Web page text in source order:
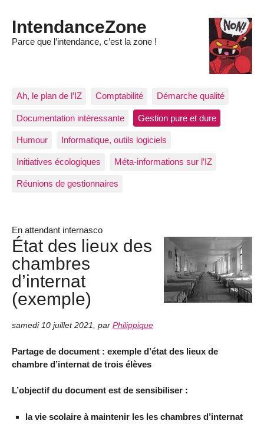
IntendanceZone
Parce que l’intendance, c’est la zone !
Ah, le plan de l’IZ Comptabilité Démarche qualité
Documentation intéressante Gestion pure et dure
Humour Informatique, outils logiciels
Initiatives écologiques Méta-informations sur l’IZ
Réunions de gestionnaires
En attendant internasco
État des lieux des
chambres
d’internat
(exemple)
samedi 10 juillet 2021 par Philippique
Partage de document : exemple d’état des lieux de
chambre d’internat de trois élèves
L’objectif du document est de sensibiliser :
la vie scolaire à maintenir les les chambres d’internat